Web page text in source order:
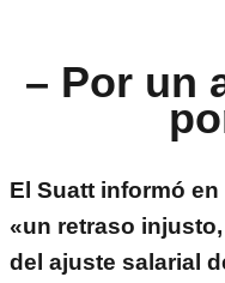
– Por un
El Suatt informó
«un retraso
del ajuste salarial